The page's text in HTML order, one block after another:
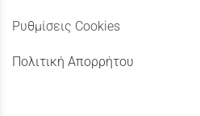
Ρυθμίσεις Cookies
Πολιτική Απορρήτου